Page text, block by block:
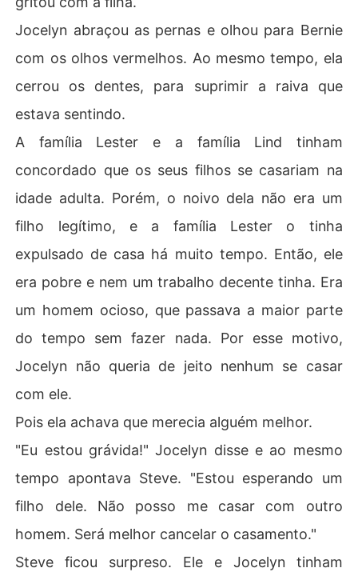
Jocelyn abraçou as pernas e olhou para Bernie
com os olhos vermelhos. Ao mesmo tempo, ela
cerrou os dentes, para suprimir a raiva que
estava sentindo.
A família Lester e a família Lind tinham
concordado que os seus filhos se casariam na
idade adulta. Porém, o noivo dela não era um
filho legítimo, e a família Lester o tinha
expulsado de casa há muito tempo. Então, ele
era pobre e nem um trabalho decente tinha. Era
um homem ocioso, que passava a maior parte
do tempo sem fazer nada. Por esse motivo,
Jocelyn não queria de jeito nenhum se casar
com ele.
Pois ela achava que merecia alguém melhor.
"Eu estou grávida!" Jocelyn disse e ao mesmo
tempo apontava Steve. "Estou esperando um
filho dele. Não posso me casar com outro
homem. Será melhor cancelar o casamento."
Steve ficou surpreso. Ele e Jocelyn tinham